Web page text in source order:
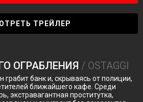
ТРЕЙЛЕР
ОГРАБЛЕНИЯ / OSTAGGI
банк и, скрываясь от полиции,
ближайшего кафе. Среди
экстравагантная проститутка,